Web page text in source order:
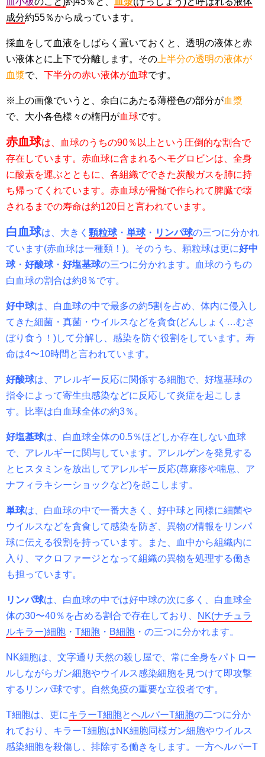
成分約55％から成っています。
採血をして血液をしばらく置いておくと、透明の液体と赤
い液体とに上下で分離します。その 上半分の透明の液体が
血漿で、 下半分の赤い液体が血球です。
※上の画像でいうと、余白にあたる薄橙色の部分が血漿
で、大小各色様々の楕円が血球です。
赤血球は、血球のうちの90％以上という圧倒的な割合で
存在しています。 赤血球に含まれるヘモグロビンは、全身
に酸素を運ぶとともに、各組織でできた炭酸ガスを肺に持
ち帰ってくれています。赤血球が骨髄で作られて脾臓で壊
されるまでの寿命は約120日と言われています。
白血球は、大きく 顆粒球・ 単球・ リンパ球の三つに分かれ
ています(赤血球は一種類！ )。そのうち、顆粒球は更に好中
球・ 好酸球・ 好塩基球の三つに分かれます。血球のうちの
白血球の割合は約8％です。
好中球は、白血球の中で最多の約5割を占め、体内に侵入し
てきた細菌・真菌・ウイルスなどを貪食(どんしょく …むさ
ぼり食う！ )して分解し、感染を防ぐ役割をしています。寿
命は4〜10時間と言われています。
好酸球は、アレルギー反応に関係する細胞で、好塩基球の
指令によって寄生虫感染などに反応して炎症を起こしま
す。比率は白血球全体の約3％。
好塩基球は、白血球全体の0.5％ほどしか存在しない血球
で、アレルギーに関与しています。アレルゲンを発見する
とヒスタミンを放出してアレルギー反応(蕁麻疹や喘息、ア
ナフィラキシーショックなど)を起こします。
単球は、白血球の中で一番大きく、好中球と同様に細菌や
ウイルスなどを貪食して感染を防ぎ、異物の情報をリンパ
球に伝える役割を持っています。また、血中から組織内に
入り、マクロファージとなって組織の異物を処理する働き
も担っています。
リンパ球は、白血球の中では好中球の次に多く、白血球全
体の30〜40％を占める割合で存在しており、 NK(ナチュラ
ルキラー)細胞 ・ T細胞 ・ B細胞 ・の三つに分かれます。
NK細胞は、文字通り天然の殺し屋で、常に全身をパトロー
ルしながらガン細胞やウイルス感染細胞を見つけて即攻撃
するリンパ球です。自然免疫の重要な立役者です。
T細胞は、更にキラーT細胞とヘルパーT細胞の二つに分か
れており、キラーT細胞はNK細胞同様ガン細胞やウイルス
感染細胞を殺傷し、排除する働きをします。一方ヘルパーT